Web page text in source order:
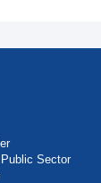
Sector